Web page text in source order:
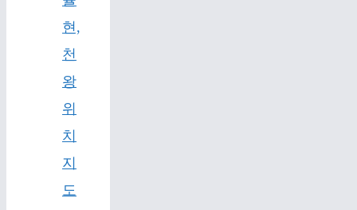
현,
천
왕
위
치
지
도